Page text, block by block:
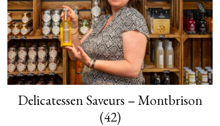
Delicatessen Saveurs – Montbrison
(42)